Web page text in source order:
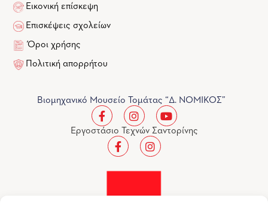
Εικονική επίσκεψη
Επισκέψεις σχολείων
Όροι χρήσης
Πολιτική απορρήτου
Βιομηχανικό Μουσείο Τομάτας “Δ. ΝΟΜΙΚΟΣ”
Εργοστάσιο Τεχνών Σαντορίνης